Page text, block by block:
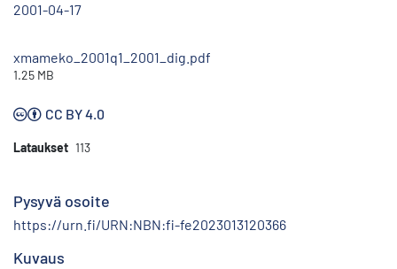
2001-04-17
xmameko_2001q1_2001_dig.pdf
1.25 MB
CC BY 4.0
Lataukset 113
Pysyvä osoite
https://urn.fi/URN:NBN:fi-fe2023013120366
Kuvaus